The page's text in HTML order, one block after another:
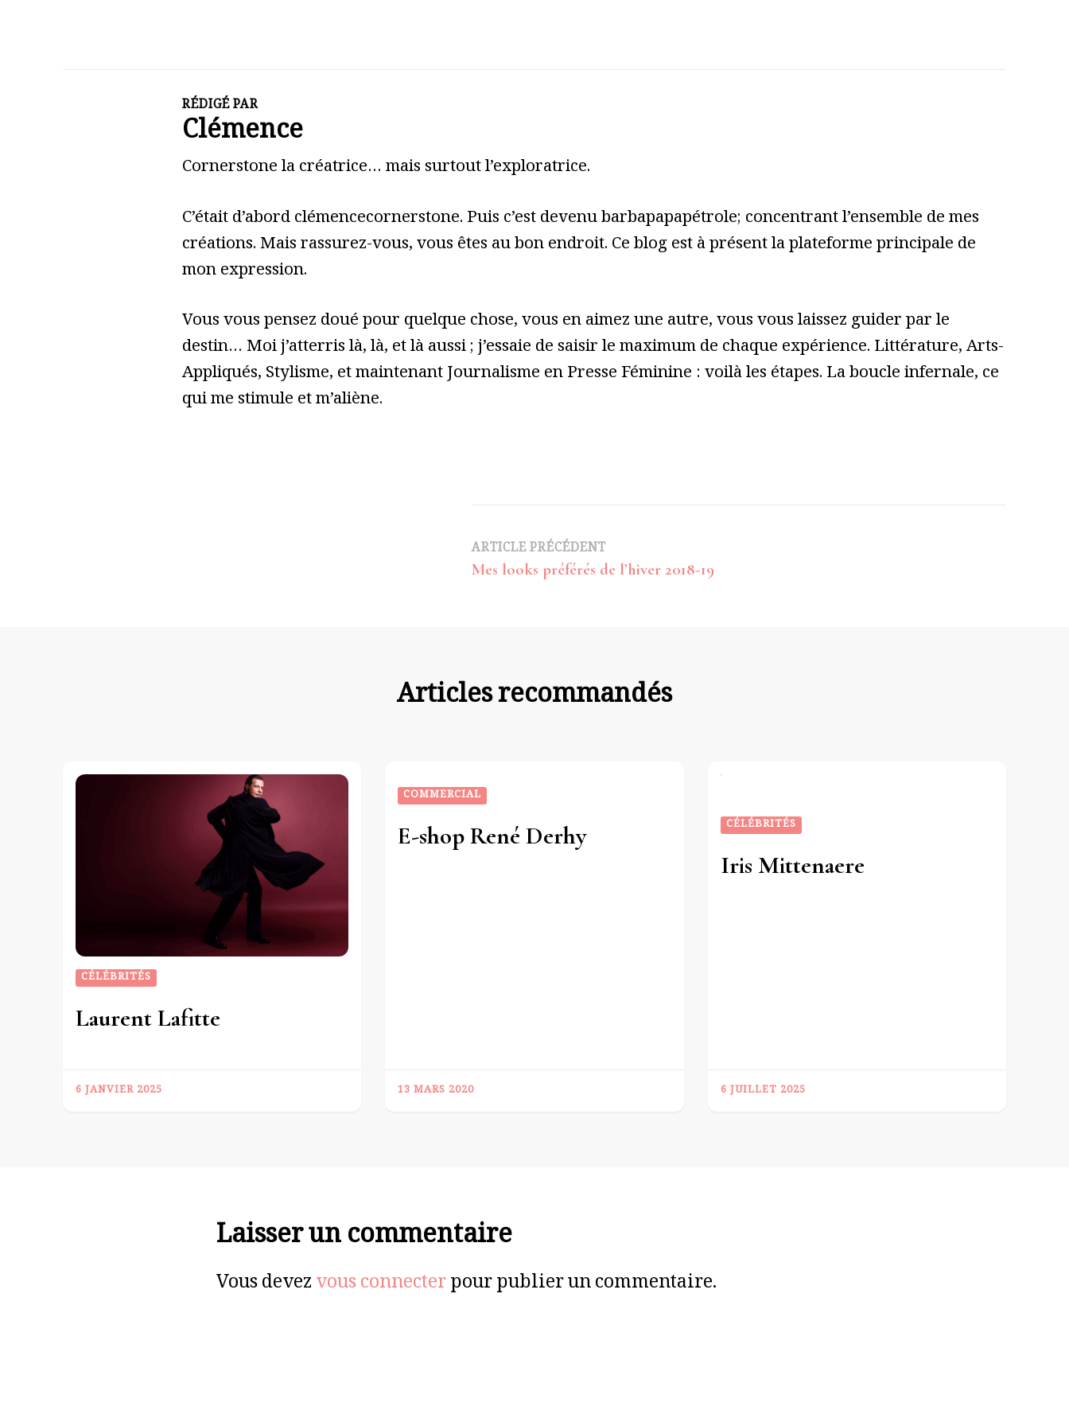
RÉDIGÉ PAR
Clémence
Cornerstone la créatrice… mais surtout l’exploratrice.
C’était d’abord clémencecornerstone. Puis c’est devenu barbapapapétrole; concentrant l’ensemble de mes
créations. Mais rassurez-vous, vous êtes au bon endroit. Ce blog est à présent la plateforme principale de
mon expression.
Vous vous pensez doué pour quelque chose, vous en aimez une autre, vous vous laissez guider par le
destin… Moi j’atterris là, là, et là aussi ; j’essaie de saisir le maximum de chaque expérience. Littérature, Arts-
Appliqués, Stylisme, et maintenant Journalisme en Presse Féminine : voilà les étapes. La boucle infernale, ce
qui me stimule et m’aliène.
Navigation
d’article
ARTICLE PRÉCÉDENT
Mes looks préférés de l’hiver 2018-19
Articles recommandés
CÉLÉBRITÉS
Laurent Lafitte
6 JANVIER 2025
COMMERCIAL
E-shop René Derhy
13 MARS 2020
CÉLÉBRITÉS
Iris Mittenaere
6 JUILLET 2025
Laisser un commentaire
Vous devezvous connecterpour publier un commentaire.